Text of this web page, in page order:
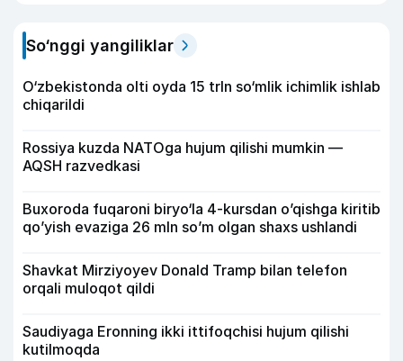
So‘nggi yangiliklar
O‘zbekistonda olti oyda 15 trln so‘mlik ichimlik ishlab
chiqarildi
Rossiya kuzda NATOga hujum qilishi mumkin —
AQSH razvedkasi
Buxoroda fuqaroni biryo‘la 4-kursdan o’qishga kiritib
qo’yish evaziga 26 mln so’m olgan shaxs ushlandi
Shavkat Mirziyoyev Donald Tramp bilan telefon
orqali muloqot qildi
Saudiyaga Eronning ikki ittifoqchisi hujum qilishi
kutilmoqda